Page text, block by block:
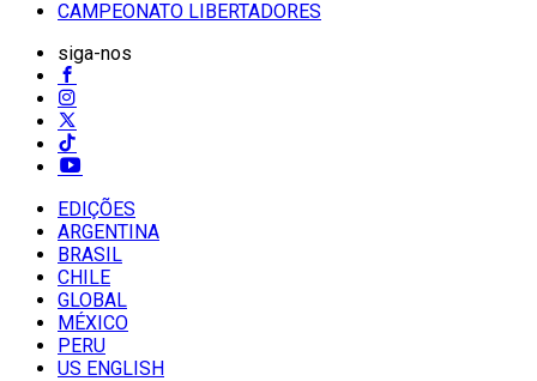
CAMPEONATO LIBERTADORES
siga-nos
EDIÇÕES
ARGENTINA
BRASIL
CHILE
GLOBAL
MÉXICO
PERU
US ENGLISH